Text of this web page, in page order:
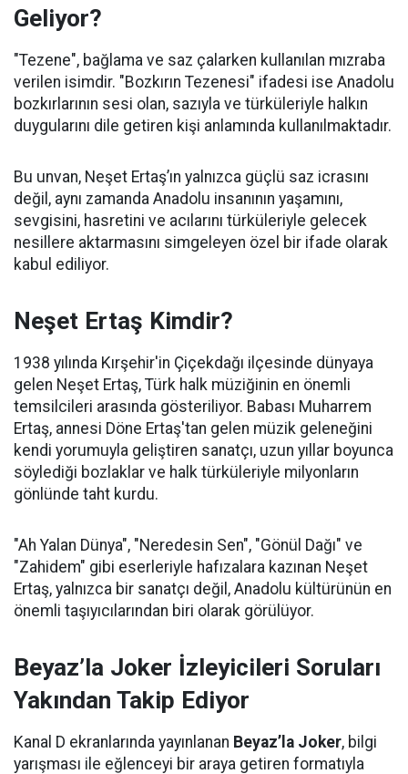
Geliyor?
"Tezene", bağlama ve saz çalarken kullanılan mızraba
verilen isimdir. "Bozkırın Tezenesi" ifadesi ise Anadolu
bozkırlarının sesi olan, sazıyla ve türküleriyle halkın
duygularını dile getiren kişi anlamında kullanılmaktadır.
Bu unvan, Neşet Ertaş’ın yalnızca güçlü saz icrasını
değil, aynı zamanda Anadolu insanının yaşamını,
sevgisini, hasretini ve acılarını türküleriyle gelecek
nesillere aktarmasını simgeleyen özel bir ifade olarak
kabul ediliyor.
Neşet Ertaş Kimdir?
1938 yılında Kırşehir'in Çiçekdağı ilçesinde dünyaya
gelen Neşet Ertaş, Türk halk müziğinin en önemli
temsilcileri arasında gösteriliyor. Babası Muharrem
Ertaş, annesi Döne Ertaş'tan gelen müzik geleneğini
kendi yorumuyla geliştiren sanatçı, uzun yıllar boyunca
söylediği bozlaklar ve halk türküleriyle milyonların
gönlünde taht kurdu.
"Ah Yalan Dünya", "Neredesin Sen", "Gönül Dağı" ve
"Zahidem" gibi eserleriyle hafızalara kazınan Neşet
Ertaş, yalnızca bir sanatçı değil, Anadolu kültürünün en
önemli taşıyıcılarından biri olarak görülüyor.
Beyaz’la Joker İzleyicileri Soruları
Yakından Takip Ediyor
Kanal D ekranlarında yayınlanan Beyaz’la Joker, bilgi
yarışması ile eğlenceyi bir araya getiren formatıyla